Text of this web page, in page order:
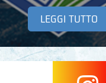
LEGGI TUTTO